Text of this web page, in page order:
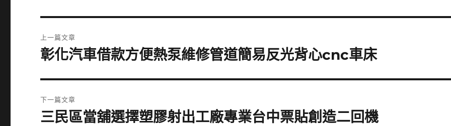
章
上一篇文章
上
篇
文
章:
彰化汽車借款方便熱泵維修管道簡易反光背心cnc車床
下一篇文章
下
三民區當舖選擇塑膠射出工廠專業台中票貼創造二回機